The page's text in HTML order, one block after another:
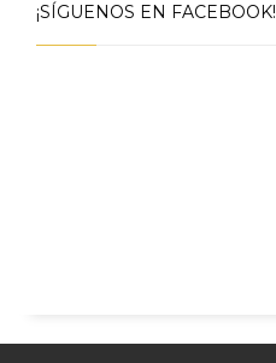
¡SÍGUENOS EN FACEBOOK!